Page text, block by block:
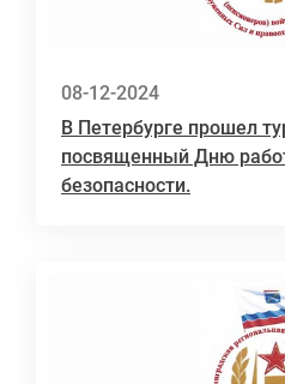
08-12-2024
В Петербурге прошел
посвященный Дню
безопасности.